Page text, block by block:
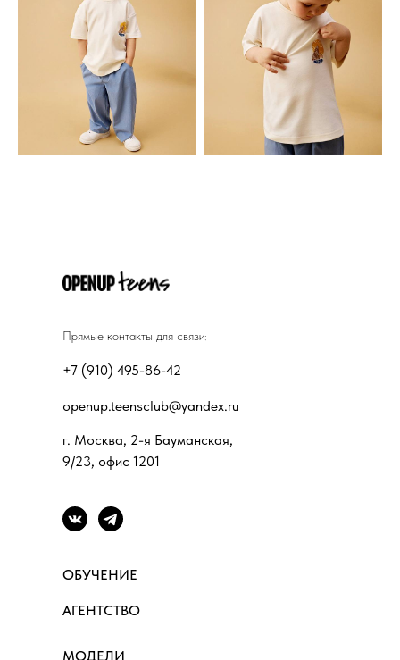
г. Москва, 2-я Бауманская,
9/23, офис 1201
+7 (910) 495-86-42
openup.teensclub@yandex.ru
Прямые контакты для связи:
ОБУЧЕНИЕ
МОДЕЛИ
АГЕНТСТВО